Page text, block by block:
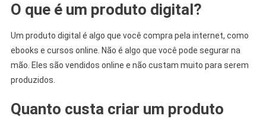
O que é um produto digital?
Um produto digital é algo que você compra pela internet, como
ebooks e cursos online. Não é algo que você pode segurar na
mão. Eles são vendidos online e não custam muito para serem
produzidos.
Quanto custa criar um produto